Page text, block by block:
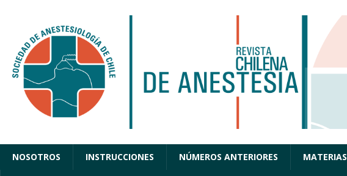
NOSOTROS INSTRUCCIONES NÚMEROS ANTERIORES MATERIAS